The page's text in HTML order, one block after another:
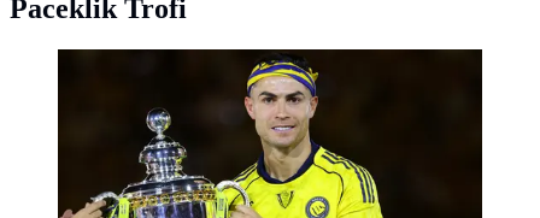
Paceklik Trofi